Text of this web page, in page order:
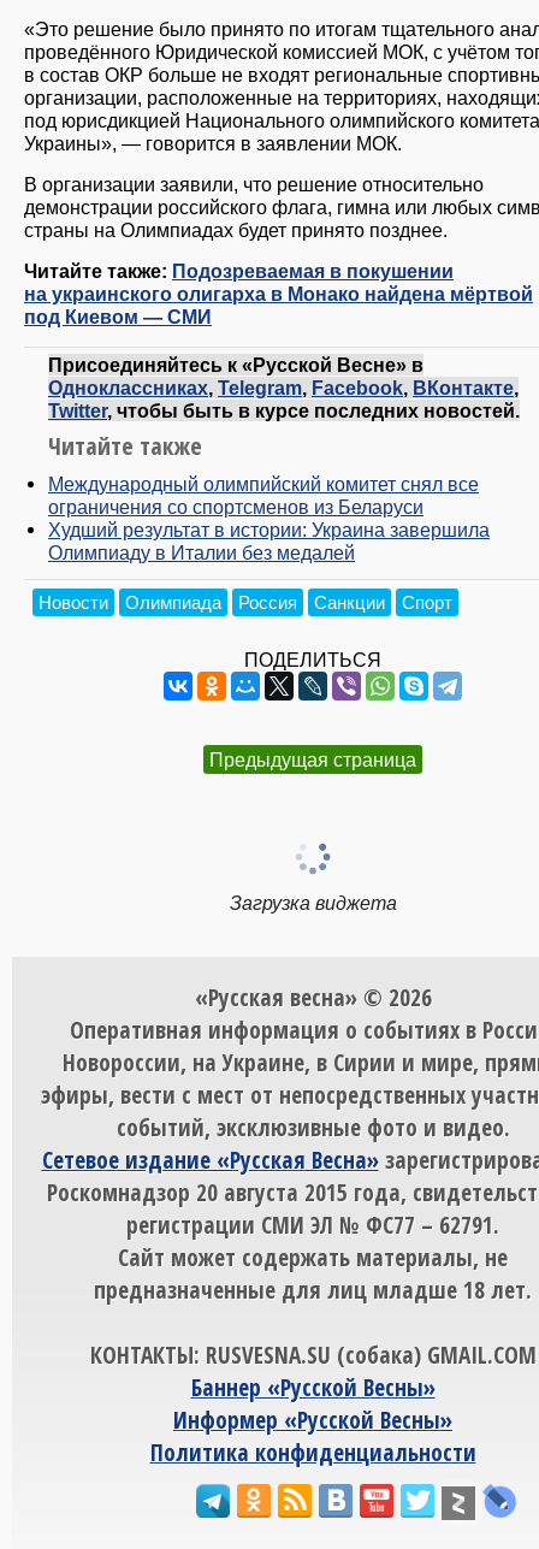
«Это решение было принято по итогам тщательного
проведённого Юридической комиссией МОК, с учётом
в состав ОКР больше не входят региональные
организации, расположенные на территориях,
под юрисдикцией Национального олимпийского комитета
Украины», — говорится в заявлении МОК.
В организации заявили, что решение относительно
демонстрации российского флага, гимна или любых
страны на Олимпиадах будет принято позднее.
Читайте также: Подозреваемая в покушении
на украинского олигарха в Монако найдена мёртвой
под Киевом — СМИ
Присоединяйтесь к «Русской Весне» в
Одноклассниках, Telegram, Facebook, ВКонтакте,
Twitter, чтобы быть в курсе последних новостей.
Читайте также
Международный олимпийский комитет снял все
ограничения со спортсменов из Беларуси
Худший результат в истории: Украина завершила
Олимпиаду в Италии без медалей
Новости Олимпиада Россия Санкции Спорт
ПОДЕЛИТЬСЯ
Предыдущая страница
Загрузка виджета
«Русская весна» © 2026
Оперативная информация о событиях в
Новороссии, на Украине, в Сирии и мире,
эфиры, вести с мест от непосредственных
событий, эксклюзивные фото и видео.
Сетевое издание «Русская Весна»
Роскомнадзор 20 августа 2015 года,
регистрации СМИ ЭЛ № ФС77 – 62791.
Сайт может содержать материалы, не
предназначенные для лиц младше 18 лет.
КОНТАКТЫ: RUSVESNA.SU (собака) GMAIL.COM
Баннер «Русской Весны»
Информер «Русской Весны»
Политика конфиденциальности